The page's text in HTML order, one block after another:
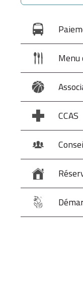
Menu
CCAS